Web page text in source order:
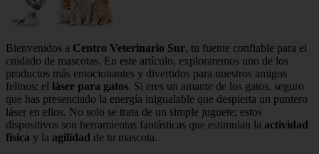
Bienvenidos a Centro Veterinario Sur, tu fuente confiable para el
cuidado de mascotas. En este artículo, exploraremos uno de los
productos más emocionantes y divertidos para nuestros amigos
felinos: el láser para gatos. Si eres un amante de los gatos, seguro
que has presenciado la energía inigualable que despierta un puntero
láser en ellos. No solo se trata de un simple juguete; estos
dispositivos son herramientas fantásticas que estimulan la actividad
física y la agilidad de tu mascota.